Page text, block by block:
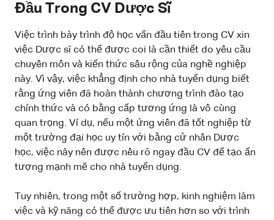
Đầu Trong CV Dược Sĩ
Việc trình bày trình độ học vấn đầu tiên trong CV xin
việc Dược sĩ có thể được coi là cần thiết do yêu cầu
chuyên môn và kiến thức sâu rộng của nghề nghiệp
này. Vì vậy, việc khẳng định cho nhà tuyển dụng biết
rằng ứng viên đã hoàn thành chương trình đào tạo
chính thức và có bằng cấp tương ứng là vô cùng
quan trọng. Ví dụ, nếu một ứng viên đã tốt nghiệp từ
một trường đại học uy tín với bằng cử nhân Dược
học, việc này nên được nêu rõ ngay đầu CV để tạo ấn
tượng mạnh mẽ cho nhà tuyển dụng.
Tuy nhiên, trong một số trường hợp, kinh nghiệm làm
việc và kỹ năng có thể được ưu tiên hơn so với trình